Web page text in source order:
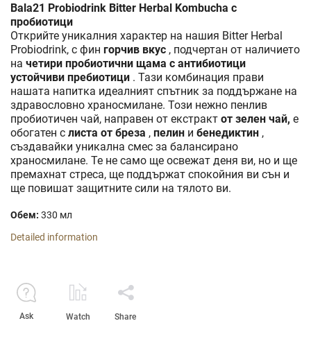
Bala21 Probiodrink Bitter Herbal Kombucha с
пробиотици
Открийте уникалния характер на нашия Bitter Herbal
Probiodrink, с фин горчив вкус , подчертан от наличието
на четири пробиотични щама с антибиотици
устойчиви пребиотици . Тази комбинация прави
нашата напитка идеалният спътник за поддържане на
здравословно храносмилане. Този нежно пенлив
пробиотичен чай, направен от екстракт от зелен чай, е
обогатен с листа от бреза , пелин и бенедиктин ,
създавайки уникална смес за балансирано
храносмилане. Те не само ще освежат деня ви, но и ще
премахнат стреса, ще поддържат спокойния ви сън и
ще повишат защитните сили на тялото ви.
Обем: 330 мл
Detailed information
Ask Watch Share